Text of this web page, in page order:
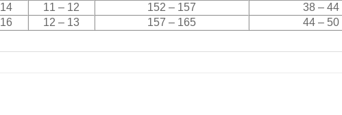
14
11 – 12 152 – 157
38 – 44
16
12 – 13 157 – 165 44 – 50